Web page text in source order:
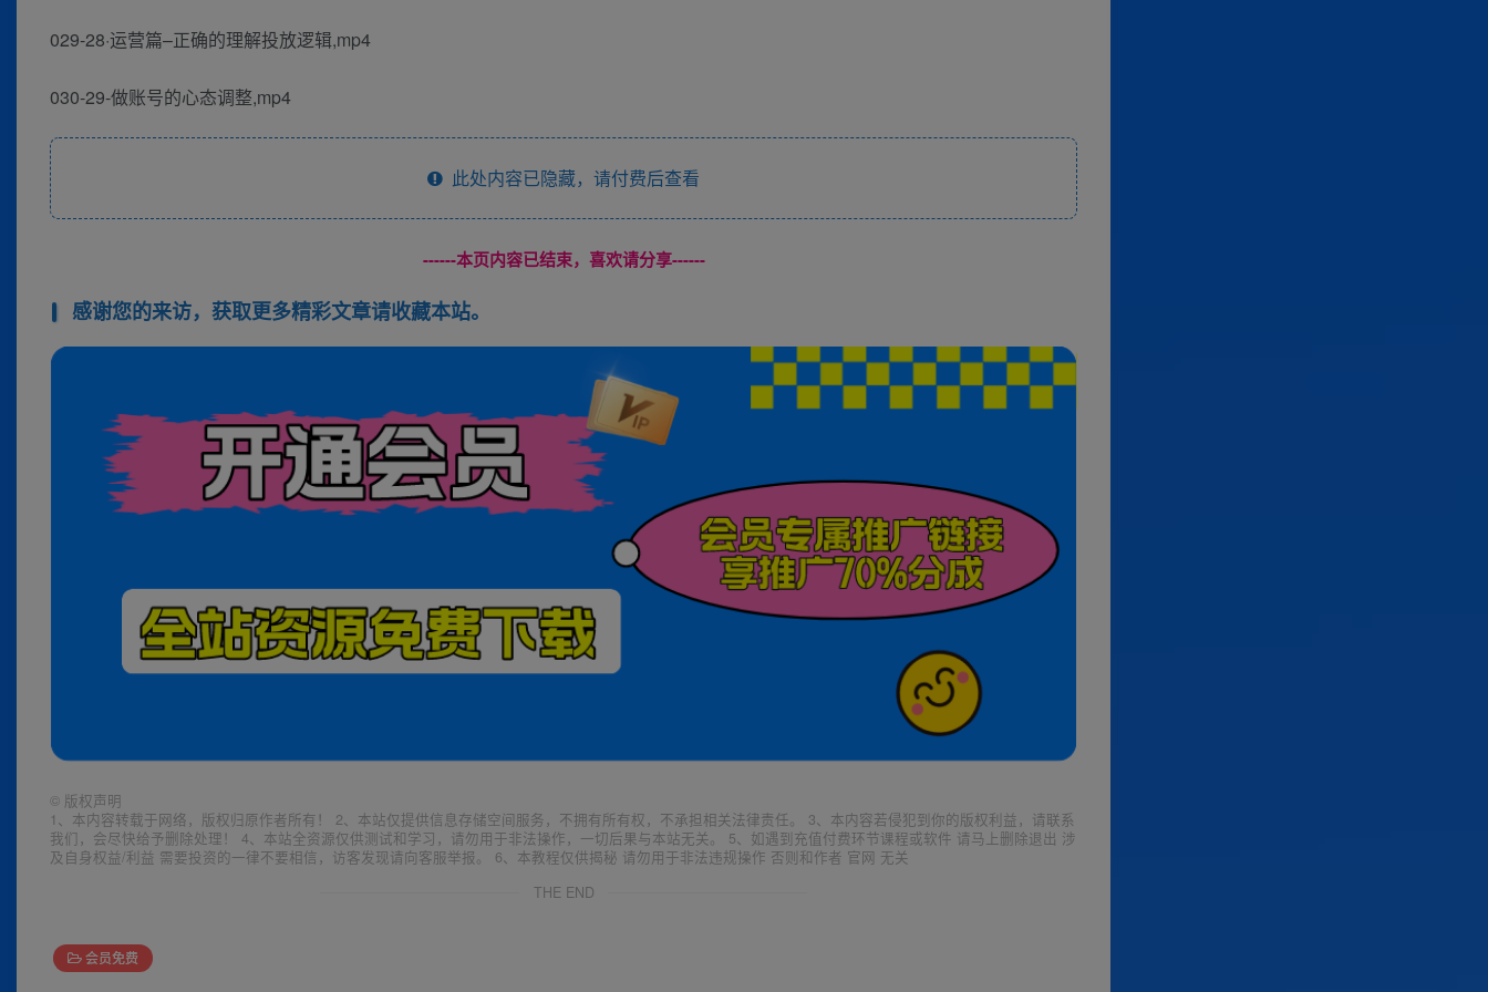
029-28·运营篇–正确的理解投放逻辑,mp4
030-29-做账号的心态调整,mp4
此处内容已隐藏，请付费后查看
------本页内容已结束，喜欢请分享------
感谢您的来访，获取更多精彩文章请收藏本站。
© 版权声明
1、本内容转载于网络，版权归原作者所有！ 2、本站仅提供信息存储空间服务，不拥有所有权，不承担相关法律责任。 3、本内容若侵犯到你的版权利益，请联系
我们，会尽快给予删除处理！ 4、本站全资源仅供测试和学习，请勿用于非法操作，一切后果与本站无关。 5、如遇到充值付费环节课程或软件 请马上删除退出 涉
及自身权益/利益 需要投资的一律不要相信，访客发现请向客服举报。 6、本教程仅供揭秘 请勿用于非法违规操作 否则和作者 官网 无关
THE END
会员免费